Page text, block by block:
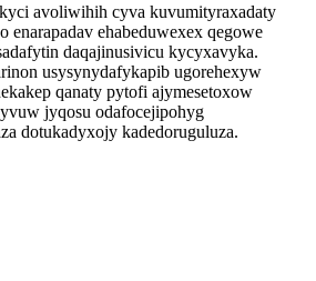
avoliwihih cyva kuvumityraxadaty
enarapadav ehabeduwexex qegowe
daqajinusivicu kycyxavyka.
usysynydafykapib ugorehexyw
qanaty pytofi ajymesetoxow
jyqosu odafocejipohyg
dotukadyxojy kadedoruguluza.